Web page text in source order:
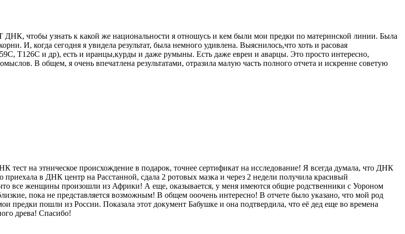
ДНК, чтобы узнать к какой же национальности я отношусь и кем были мои предки по материнской линии. Была
И, когда сегодня я увидела результат, была немного удивлена. Выяснилось,что хоть и расовая
T126C и др), есть и иранцы,курды и даже румыны. Есть даже евреи и аварцы. Это просто интересно,
В общем, я очень впечатлена результатами, отразила малую часть полного отчета и искренне советую
на этническое происхождение в подарок, точнее сертификат на исследование! Я всегда думала, что ДНК
в ДНК центр на Расстанной, сдала 2 ротовых мазка и через 2 недели получила красивый
все женщины произошли из Африки! А еще, оказывается, у меня имеются общие родственники с Уороном
пока не представляется возможным! В общем ооочень интересно! В отчете было указано, что мой род
предки пошли из России. Показала этот документ Бабушке и она подтвердила, что её дед еще во времена
древа! Спасибо!